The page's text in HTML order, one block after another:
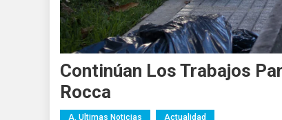
Continúan Los Trabajos
Rocca
A. Ultimas Noticias Actualidad